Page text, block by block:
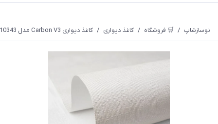
نوسازشاپ / 🛒 فروشگاه / کاغذ دیواری / کاغذ دیواری Carbon V3 مدل 10343